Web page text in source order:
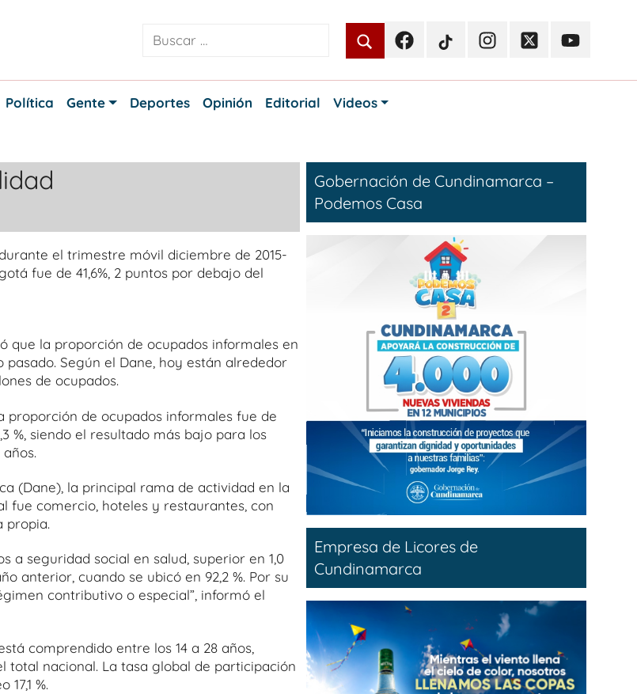
FacebookTikTokInstagramTwitterYoutube
Política Gente Deportes Opinión Editorial Videos
el trimestre móvil diciembre de 2015-
fue de 41,6%, 2 puntos por debajo del
que la proporción de ocupados informales en
Según el Dane, hoy están alrededor
de ocupados.
proporción de ocupados informales fue de
%, siendo el resultado más bajo para los
(Dane), la principal rama de actividad en la
fue comercio, hoteles y restaurantes, con
propia.
a seguridad social en salud, superior en 1,0
anterior, cuando se ubicó en 92,2 %. Por su
contributivo o especial”, informó el
comprendido entre los 14 a 28 años,
total nacional. La tasa global de participación
%.
Gobernación de Cundinamarca –
Podemos Casa
Empresa de Licores de
Cundinamarca